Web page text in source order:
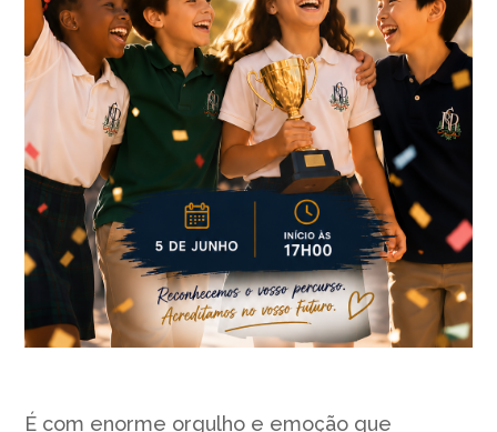
É com enorme orgulho e emoção que